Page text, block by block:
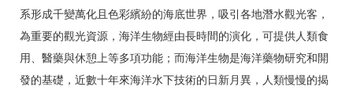
系形成千變萬化且色彩繽紛的海底世界，吸引各地潛水觀光客，
為重要的觀光資源，海洋生物經由長時間的演化，可提供人類食
用、醫藥與休憩上等多項功能；而海洋生物是海洋藥物研究和開
發的基礎，近數十年來海洋水下技術的日新月異，人類慢慢的揭